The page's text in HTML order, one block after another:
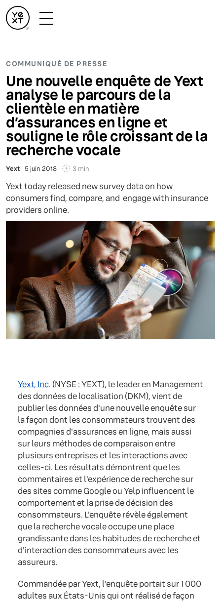
COMMUNIQUÉ DE PRESSE
Une nouvelle enquête de Yext
analyse le parcours de la
clientèle en matière
d’assurances en ligne et
souligne le rôle croissant de la
recherche vocale
Yext 5 juin 2018 3 min
Yext today released new survey data on how
consumers find, compare, and engage with insurance
providers online.
Yext, Inc. (NYSE : YEXT), le leader en Management
des données de localisation (DKM), vient de
publier les données d'une nouvelle enquête sur
la façon dont les consommateurs trouvent des
compagnies d'assurances en ligne, mais aussi
sur leurs méthodes de comparaison entre
plusieurs entreprises et les interactions avec
celles-ci. Les résultats démontrent que les
commentaires et l'expérience de recherche sur
des sites comme Google ou Yelp influencent le
comportement et la prise de décision des
consommateurs. L'enquête révèle également
que la recherche vocale occupe une place
grandissante dans les habitudes de recherche et
d'interaction des consommateurs avec les
assureurs.
Commandée par Yext, l'enquête portait sur 1 000
adultes aux États-Unis qui ont réalisé de façon